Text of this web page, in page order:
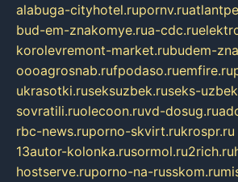
alabuga-cityhotel.rupornv.ru
bud-em-znakomye.rua-cdc.ru
korolevremont-market.rubudem-
oooagrosnab.rufpodaso.ruemfire.ru
ukrasotki.ruseksuzbek.ruseks-
sovratili.ruolecoon.ruvd-dosug.ru
rbc-news.ruporno-skvirt.rukrospr.ru
13autor-kolonka.rusormol.ru2rich.ru
hostserve.ruporno-na-russkom.ru